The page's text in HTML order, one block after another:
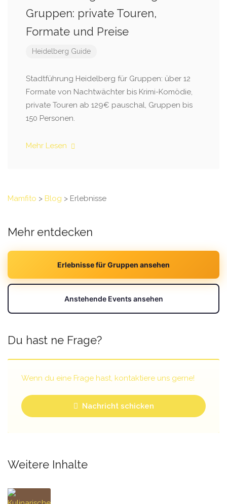
Gruppen: private Touren,
Formate und Preise
Heidelberg Guide
Stadtführung Heidelberg für Gruppen: über 12
Formate von Nachtwächter bis Krimi-Komödie,
private Touren ab 129€ pauschal, Gruppen bis
150 Personen.
Mehr Lesen
Mamfito > Blog > Erlebnisse
Mehr entdecken
Erlebnisse für Gruppen ansehen
Anstehende Events ansehen
Du hast ne Frage?
Wenn du eine Frage hast, kontaktiere uns gerne!
Nachricht schicken
Weitere Inhalte